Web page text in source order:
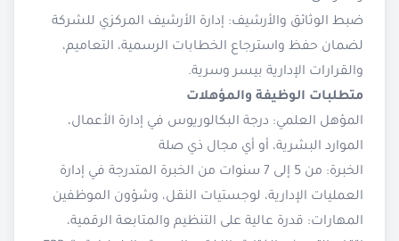
ضبط الوثائق والأرشيف: إدارة الأرشيف المركزي للشركة
لضمان حفظ واسترجاع الخطابات الرسمية، التعاميم،
والقرارات الإدارية بيسر وسرية.
متطلبات الوظيفة والمؤهلات
المؤهل العلمي: درجة البكالوريوس في إدارة الأعمال،
الموارد البشرية، أو أي مجال ذي صلة
الخبرة: من 5 إلى 7 سنوات من الخبرة المتدرجة في إدارة
العمليات الإدارية، لوجستيات النقل، وشؤون الموظفين
المهارات: قدرة عالية على التنظيم والمتابعة الرقمية،